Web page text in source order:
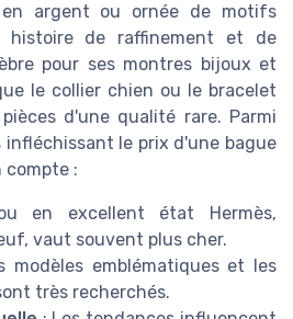
en argent ou ornée de motifs
histoire de raffinement et de
pour ses montres bijoux et
le collier chien ou le bracelet
d'une qualité rare. Parmi
infléchissant le prix d'une bague
compte :
en excellent état Hermès,
vaut souvent plus cher.
modèles emblématiques et les
très recherchés.